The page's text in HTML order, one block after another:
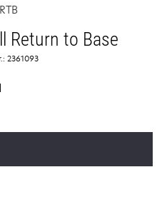
Return to Base
2361093